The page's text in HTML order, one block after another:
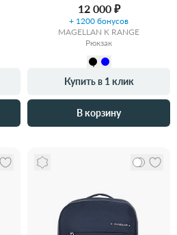
12 000 ₽
+ 1200 бонусов
MAGELLAN K RANGE
Рюкзак
Купить в 1 клик
В корзину